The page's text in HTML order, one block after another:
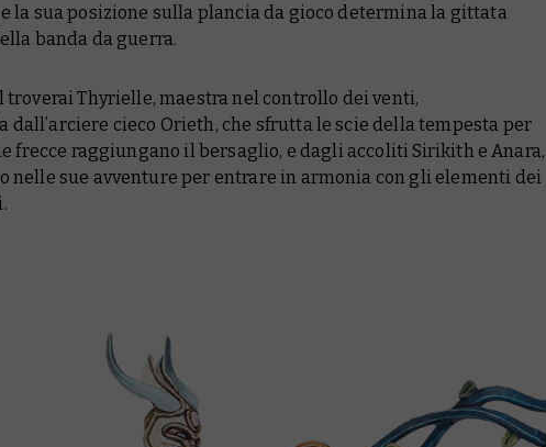
la sua posizione sulla plancia da gioco determina la gittata
banda da guerra.
troverai Thyrielle, maestra nel controllo dei venti,
dall’arciere cieco Orieth, che sfrutta le scie della tempesta per
frecce raggiungano il bersaglio, e dagli accoliti Sirikith e Anara,
nelle sue avventure per entrare in armonia con gli elementi dei